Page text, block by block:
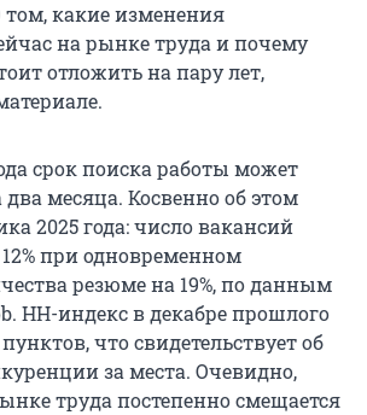
том, какие изменения
на рынке труда и почему
отложить на пару лет,
срок поиска работы может
месяца. Косвенно об этом
2025 года: число вакансий
при одновременном
резюме на 19%, по данным
HH-индекс в декабре прошлого
что свидетельствует об
за места. Очевидно,
труда постепенно смещается